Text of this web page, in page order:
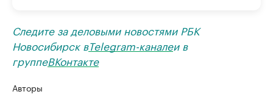
Следите за деловыми новостями РБК
Новосибирск вTelegram-каналеи в
группеВКонтакте
Авторы